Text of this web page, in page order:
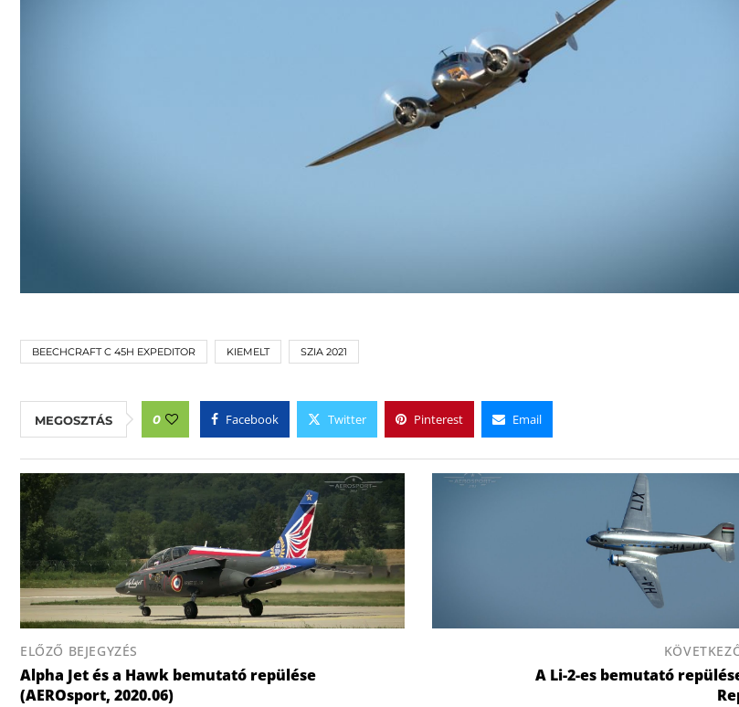
BEECHCRAFT C 45H EXPEDITOR KIEMELT SZIA 2021
MEGOSZTÁS 0 Facebook Twitter Pinterest Email
ELŐZŐ BEJEGYZÉS
Alpha Jet és a Hawk bemutató repülése
(AEROsport, 2020.06)
A Li-2-es bemutató